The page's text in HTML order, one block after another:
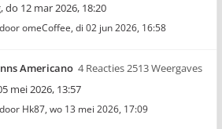
,do 12 mar 2026, 18:20
omeCoffee, di 02 jun 2026, 16:58
Americano 4 Reacties 2513 Weergaves
mei 2026, 13:57
Hk87, wo 13 mei 2026, 17:09